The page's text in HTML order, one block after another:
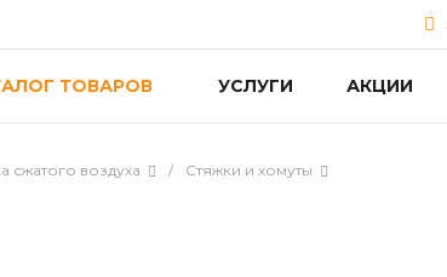
ТОВАРОВ УСЛУГИ АКЦИИ
сжатого воздуха / Стяжки и хомуты